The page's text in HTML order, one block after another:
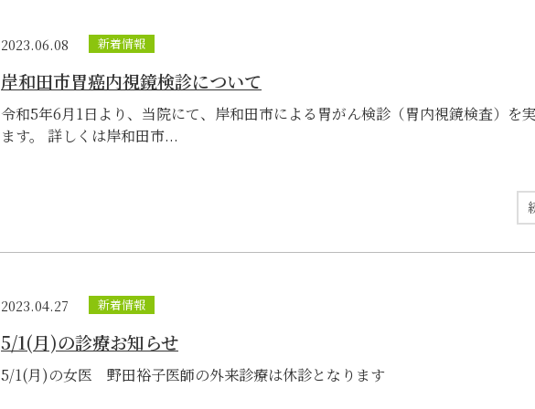
2023.06.08 新着情報
岸和田市胃癌内視鏡検診について
令和5年6月1日より、当院にて、岸和田市による胃がん検診（胃内視鏡検査）を
ます。 詳しくは岸和田市...
2023.04.27 新着情報
5/1(月)の診療お知らせ
5/1(月)の女医 野田裕子医師の外来診療は休診となります